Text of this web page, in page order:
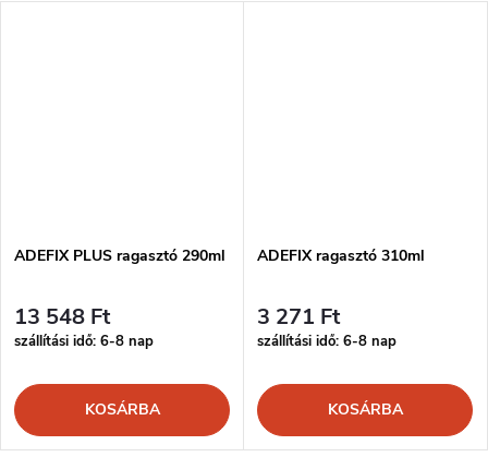
ADEFIX PLUS ragasztó 290ml
13 548 Ft
szállítási idő: 6-8 nap
KOSÁRBA
ADEFIX ragasztó 310ml
3 271 Ft
szállítási idő: 6-8 nap
KOSÁRBA